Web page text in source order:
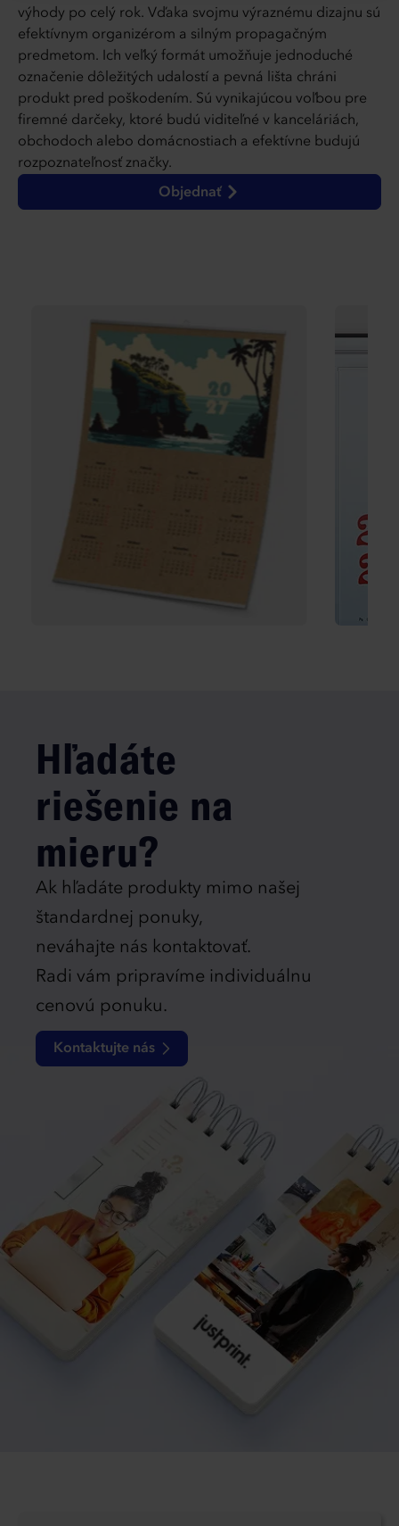
výhody po celý rok. Vďaka svojmu výraznému dizajnu sú
efektívnym organizérom a silným propagačným
predmetom. Ich veľký formát umožňuje jednoduché
označenie dôležitých udalostí a pevná lišta chráni
produkt pred poškodením. Sú vynikajúcou voľbou pre
firemné darčeky, ktoré budú viditeľné v kanceláriách,
obchodoch alebo domácnostiach a efektívne budujú
rozpoznateľnosť značky.
Objednať
Hľadáte
riešenie na
mieru?
Ak hľadáte produkty mimo našej
štandardnej ponuky,
neváhajte nás kontaktovať.
Radi vám pripravíme individuálnu
cenovú ponuku.
Kontaktujte nás